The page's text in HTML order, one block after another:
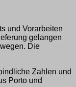
und Vorarbeiten
gelangen
Die
Zahlen und
Porto und